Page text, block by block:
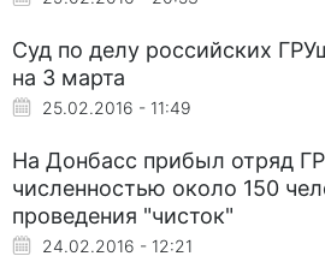
Суд по делу российских
на 3 марта
25.02.2016 - 11:49
На Донбасс прибыл отряд
численностью около 150
проведения "чисток"
24.02.2016 - 12:21